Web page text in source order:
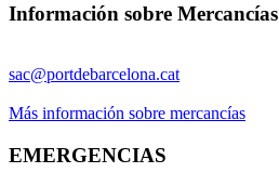
Información sobre Mercancías
sac@portdebarcelona.cat
Más información sobre mercancías
EMERGENCIAS